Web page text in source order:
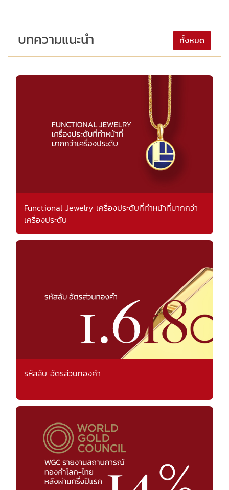
บทความแนะนำ ทั้งหมด
Functional Jewelry เครื่องประดับที่ทำหน้าที่มากกว่า
เครื่องประดับ
รหัสลับ อัตรส่วนทองคำ